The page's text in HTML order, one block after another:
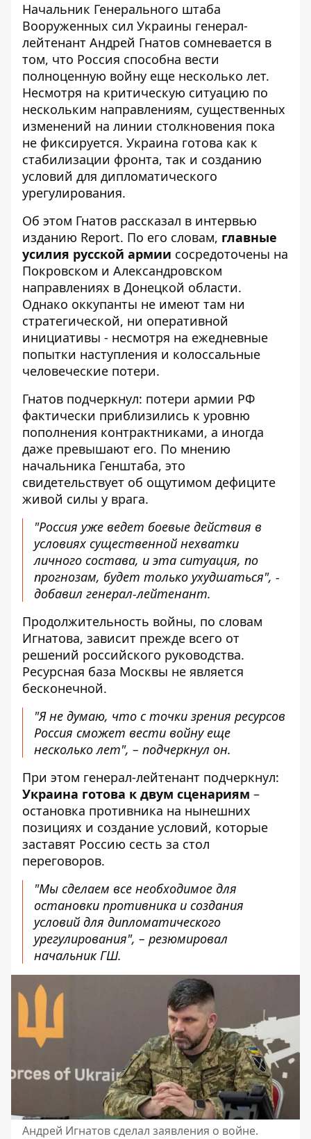
Начальник Генерального штаба
Вооруженных сил Украины генерал-
лейтенант Андрей Гнатов сомневается в
том, что Россия способна вести
полноценную войну еще несколько лет.
Несмотря на критическую ситуацию по
нескольким направлениям, существенных
изменений на линии столкновения пока
не фиксируется. Украина готова как к
стабилизации фронта, так и созданию
условий для дипломатического
урегулирования.
Об этом Гнатов рассказал в интервью
изданию Report. По его словам, главные
усилия русской армии сосредоточены на
Покровском и Александровском
направлениях в Донецкой области.
Однако оккупанты не имеют там ни
стратегической, ни оперативной
инициативы - несмотря на ежедневные
попытки наступления и колоссальные
человеческие потери.
Гнатов подчеркнул: потери армии РФ
фактически приблизились к уровню
пополнения контрактниками, а иногда
даже превышают его. По мнению
начальника Генштаба, это
свидетельствует об ощутимом дефиците
живой силы у врага.
"Россия уже ведет боевые действия в
условиях существенной нехватки
личного состава, и эта ситуация, по
прогнозам, будет только ухудшаться", -
добавил генерал-лейтенант.
Продолжительность войны, по словам
Игнатова, зависит прежде всего от
решений российского руководства.
Ресурсная база Москвы не является
бесконечной.
"Я не думаю, что с точки зрения ресурсов
Россия сможет вести войну еще
несколько лет", – подчеркнул он.
При этом генерал-лейтенант подчеркнул:
Украина готова к двум сценариям –
остановка противника на нынешних
позициях и создание условий, которые
заставят Россию сесть за стол
переговоров.
"Мы сделаем все необходимое для
остановки противника и создания
условий для дипломатического
урегулирования", – резюмировал
начальник ГШ.
Андрей Игнатов сделал заявления о войне.